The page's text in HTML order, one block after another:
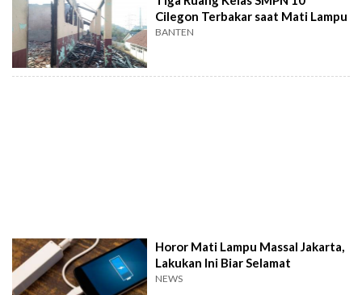
Cilegon Terbakar saat Mati Lampu
BANTEN
Horor Mati Lampu Massal Jakarta,
Lakukan Ini Biar Selamat
NEWS